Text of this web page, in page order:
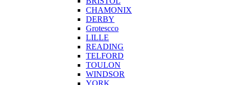
CHAMONIX
DERBY
Grotescco
LILLE
READING
TELFORD
TOULON
WINDSOR
YORK